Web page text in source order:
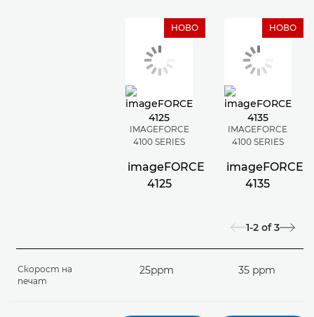
НОВО
IMAGEFORCE
4100 SERIES
imageFORCE
4125
НОВО
IMAGEFORCE
4100 SERIES
imageFORCE
4135
1-2 of 3
Скорост на
печат
25ppm 35 ppm